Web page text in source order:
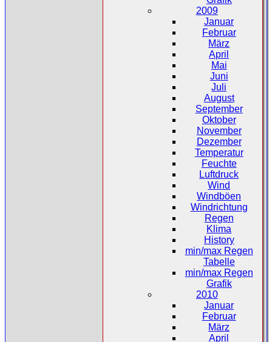
2009
Januar
Februar
März
April
Mai
Juni
Juli
August
September
Oktober
November
Dezember
Temperatur
Feuchte
Luftdruck
Wind
Windböen
Windrichtung
Regen
Klima
History
min/max Regen
Tabelle
min/max Regen
Grafik
2010
Januar
Februar
März
April